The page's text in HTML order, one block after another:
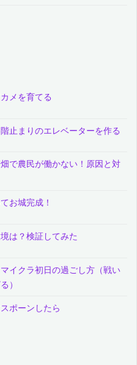
メを育てる
止まりのエレベーターを作る
で農民が働かない！原因と対
お城完成！
は？検証してみた
イクラ初日の過ごし方（戦い
）
ポーンしたら